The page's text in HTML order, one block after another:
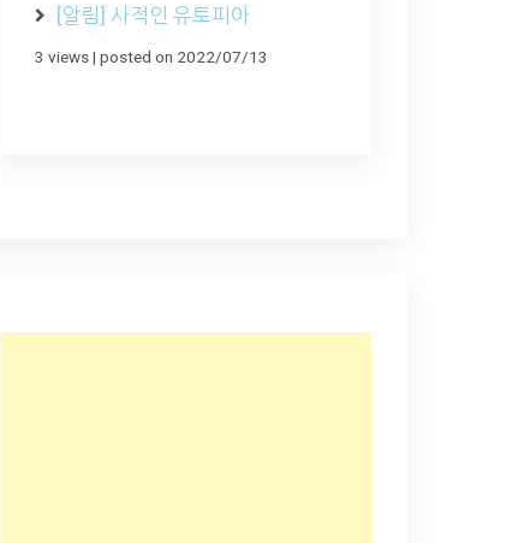
[알림] 사적인 유토피아
3 views| posted on 2022/07/13